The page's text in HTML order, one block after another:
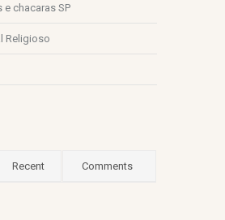
chacaras SP
Religioso
Recent Comments